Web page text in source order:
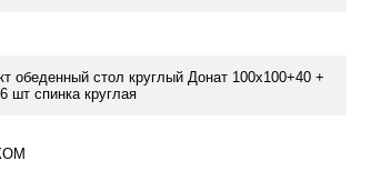
обеденный стол круглый Донат 100х100+40 +
шт спинка круглая